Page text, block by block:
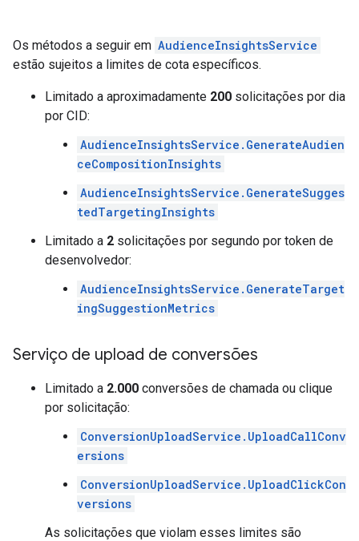
Os métodos a seguir em AudienceInsightsService
estão sujeitos a limites de cota específicos.
Limitado a aproximadamente 200 solicitações por dia
por CID:
AudienceInsightsService.GenerateAudien
ceCompositionInsights
AudienceInsightsService.GenerateSugges
tedTargetingInsights
Limitado a 2 solicitações por segundo por token de
desenvolvedor:
AudienceInsightsService.GenerateTarget
ingSuggestionMetrics
Serviço de upload de conversões
Limitado a 2.000 conversões de chamada ou clique
por solicitação:
ConversionUploadService.UploadCallConv
ersions
ConversionUploadService.UploadClickCon
versions
As solicitações que violam esses limites são